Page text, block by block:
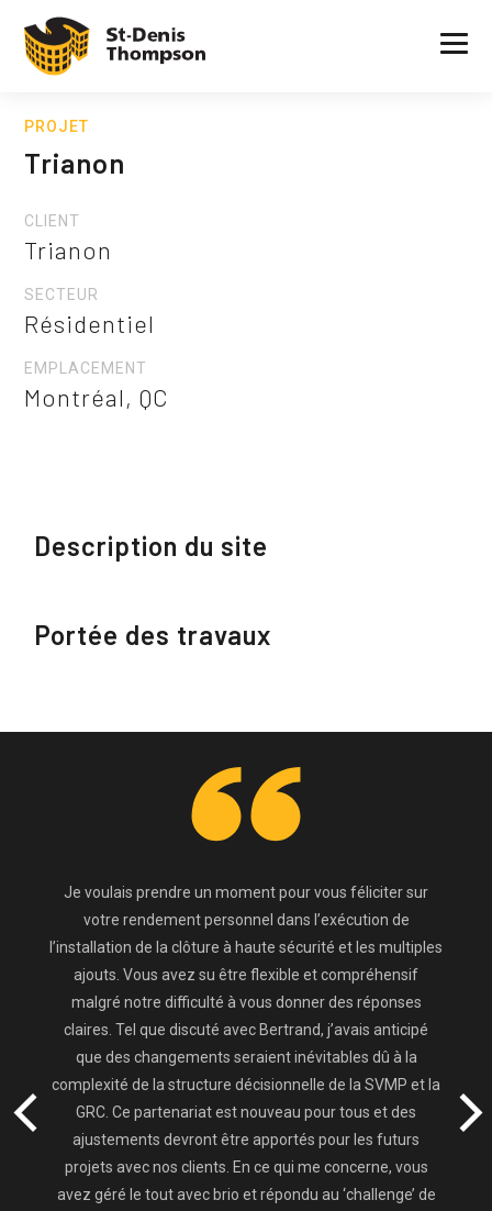
PROJET
Trianon
CLIENT
Trianon
SECTEUR
Résidentiel
EMPLACEMENT
Montréal, QC
Description du site
Portée des travaux
Je voulais prendre un moment pour vous féliciter sur
votre rendement personnel dans l’exécution de
l’installation de la clôture à haute sécurité et les multiples
ajouts. Vous avez su être flexible et compréhensif
malgré notre difficulté à vous donner des réponses
claires. Tel que discuté avec Bertrand, j’avais anticipé
que des changements seraient inévitables dû à la
complexité de la structure décisionnelle de la SVMP et la
GRC. Ce partenariat est nouveau pour tous et des
ajustements devront être apportés pour les futurs
projets avec nos clients. En ce qui me concerne, vous
avez géré le tout avec brio et répondu au ‘challenge’ de